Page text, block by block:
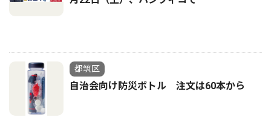
都筑区
自治会向け防災ボトル 注文は60本から